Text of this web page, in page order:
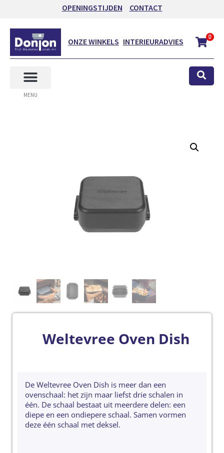
OPENINGSTIJDEN CONTACT
ONZE WINKELS INTERIEURADVIES 0
MENU
Weltevree Oven Dish
De Weltevree Oven Dish is meer dan een
ovenschaal: het zijn maar liefst drie schalen in
één. De schaal bestaat uit meerdere delen: een
diepe en een ondiepere schaal. Samen vormen
deze één schaal met deksel.